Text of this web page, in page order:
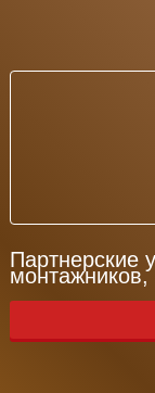
Партнерские
монтажников,